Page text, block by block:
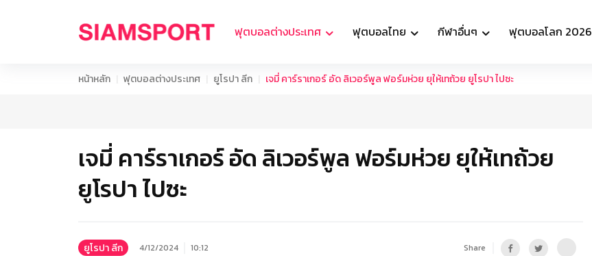
ฟุตบอลต่างประเทศ ฟุตบอลไทย กีฬาอื่นๆ ฟุตบอลโลก 2026
หน้าหลัก ฟุตบอลต่างประเทศ ยูโรปา ลีก เจมี่ คาร์ราเกอร์ อัด ลิเวอร์พูล ฟอร์มห่วย ยุให้เทถ้วย ยูโรปา ไปซะ
เจมี่ คาร์ราเกอร์ อัด ลิเวอร์พูล ฟอร์มห่วย ยุให้เทถ้วย
ยูโรปา ไปซะ
ยูโรปา ลีก 4/12/2024 10:12 Share